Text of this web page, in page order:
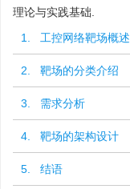
理论与实践基础.
1. 工控网络靶场概述
2. 靶场的分类介绍
3. 需求分析
4. 靶场的架构设计
5. 结语